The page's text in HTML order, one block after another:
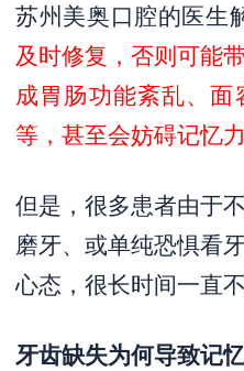
苏州美奥口腔的医生
及时修复，否则可能
成胃肠功能紊乱、
等，甚至会妨碍记忆
但是，很多患者由于
磨牙、或单纯恐惧看
心态，很长时间一直不
牙齿缺失为何导致记